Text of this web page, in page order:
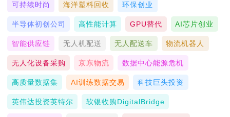
可持续时尚 海洋塑料回收 环保创业
半导体初创公司 高性能计算 GPU替代 AI芯片创业
智能供应链 无人机配送 无人配送车 物流机器人
无人化设备采购 京东物流 数据中心能源危机
高质量数据集 AI训练数据交易 科技巨头投资
英伟达投资英特尔 软银收购DigitalBridge